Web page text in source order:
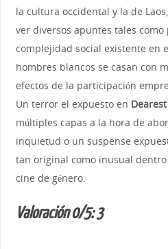
la cultura occidental y la de
ver diversos apuntes tales
complejidad social existente en
hombres blancos se casan con
efectos de la participación
Un terror el expuesto en
múltiples capas a la hora de
inquietud o un suspense
tan original como inusual
cine de género.
Valoración 0/5: 3